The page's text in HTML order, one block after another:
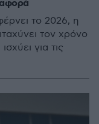
το 2026, η
τον χρόνο
για τις